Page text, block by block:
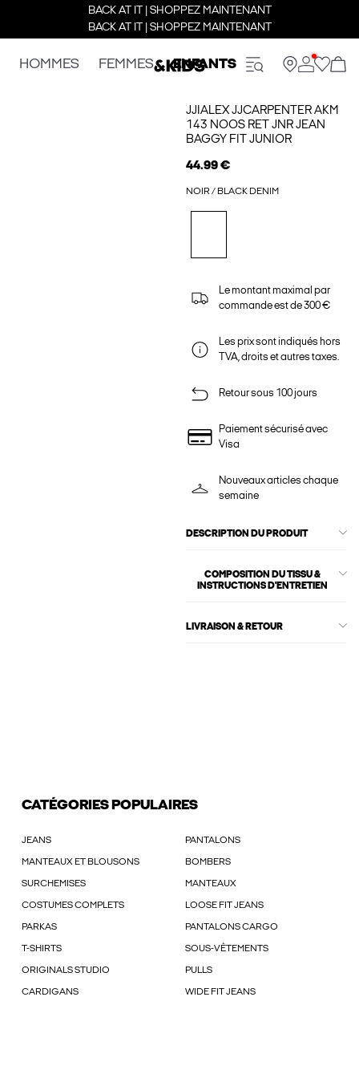
BACK AT IT | SHOPPEZ MAINTENANT
BACK AT IT | SHOPPEZ MAINTENANT
HOMMES FEMMES ENFANTS
JJIALEX JJCARPENTER AKM
143 NOOS RET JNR JEAN
BAGGY FIT JUNIOR
44.99 €
NOIR / BLACK DENIM
Le montant maximal par
commande est de 300 €
Les prix sont indiqués hors
TVA, droits et autres taxes.
Retour sous 100 jours
Paiement sécurisé avec
Visa
Nouveaux articles chaque
semaine
DESCRIPTION DU PRODUIT
COMPOSITION DU TISSU &
INSTRUCTIONS D'ENTRETIEN
LIVRAISON & RETOUR
CATÉGORIES POPULAIRES
JEANS PANTALONS
MANTEAUX ET BLOUSONS BOMBERS
SURCHEMISES MANTEAUX
COSTUMES COMPLETS LOOSE FIT JEANS
PARKAS PANTALONS CARGO
T-SHIRTS SOUS-VÊTEMENTS
ORIGINALS STUDIO PULLS
CARDIGANS WIDE FIT JEANS